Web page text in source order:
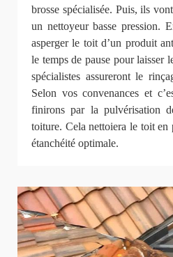
brosse spécialisée. Puis, ils
un nettoyeur basse pression.
asperger le toit d’un produit
le temps de pause pour laisser
spécialistes assureront le
Selon vos convenances et
finirons par la pulvérisation
toiture. Cela nettoiera le toit
étanchéité optimale.